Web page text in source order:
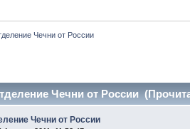
Чечни от России
Чечни от России
Чечни от России